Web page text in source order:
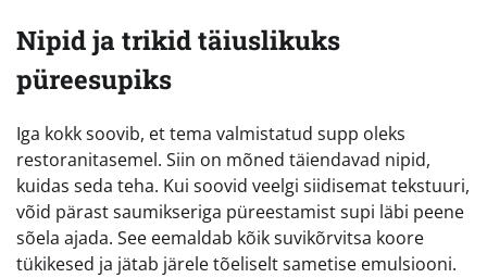
Nipid ja trikid täiuslikuks
püreesupiks
Iga kokk soovib, et tema valmistatud supp oleks
restoranitasemel. Siin on mõned täiendavad nipid,
kuidas seda teha. Kui soovid veelgi siidisemat tekstuuri,
võid pärast saumikseriga püreestamist supi läbi peene
sõela ajada. See eemaldab kõik suvikõrvitsa koore
tükikesed ja jätab järele tõeliselt sametise emulsiooni.